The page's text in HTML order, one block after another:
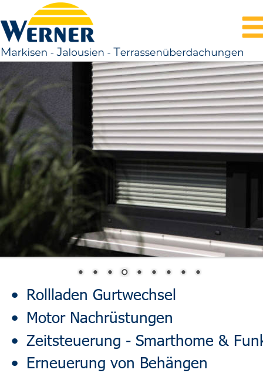
• Rollladen Gurtwechsel
• Motor Nachrüstungen
• Zeitsteuerung - Smarthome &
• Erneuerung von Behängen